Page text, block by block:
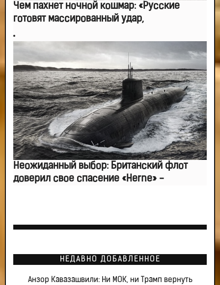
Чем пахнет ночной кошмар: «Русские
готовят массированный удар,
Неожиданный выбор: Британский флот
доверил свое спасение «Herne» -
НЕДАВНО ДОБАВЛЕННОЕ
Анзор Кавазашвили: Ни МОК, ни Трамп вернуть